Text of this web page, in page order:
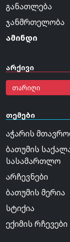
განათლება
ჯანმრთელობა
ამინდი
არქივი
თემები
აჭარის
ბათუმის
სასამართლო
არჩევნები
ბათუმის მერია
სტიქია
ექიმის რჩევები